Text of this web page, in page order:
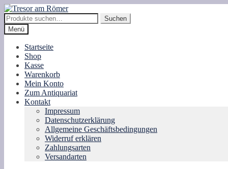
Zur
Navigation
springen
Zum
Inhalt
springen
Suche
nach:
Suchen
Menü
Startseite
Shop
Kasse
Warenkorb
Mein Konto
Zum Antiquariat
Kontakt
Impressum
Datenschutzerklärung
Allgemeine Geschäftsbedingungen
Widerruf erklären
Zahlungsarten
Versandarten